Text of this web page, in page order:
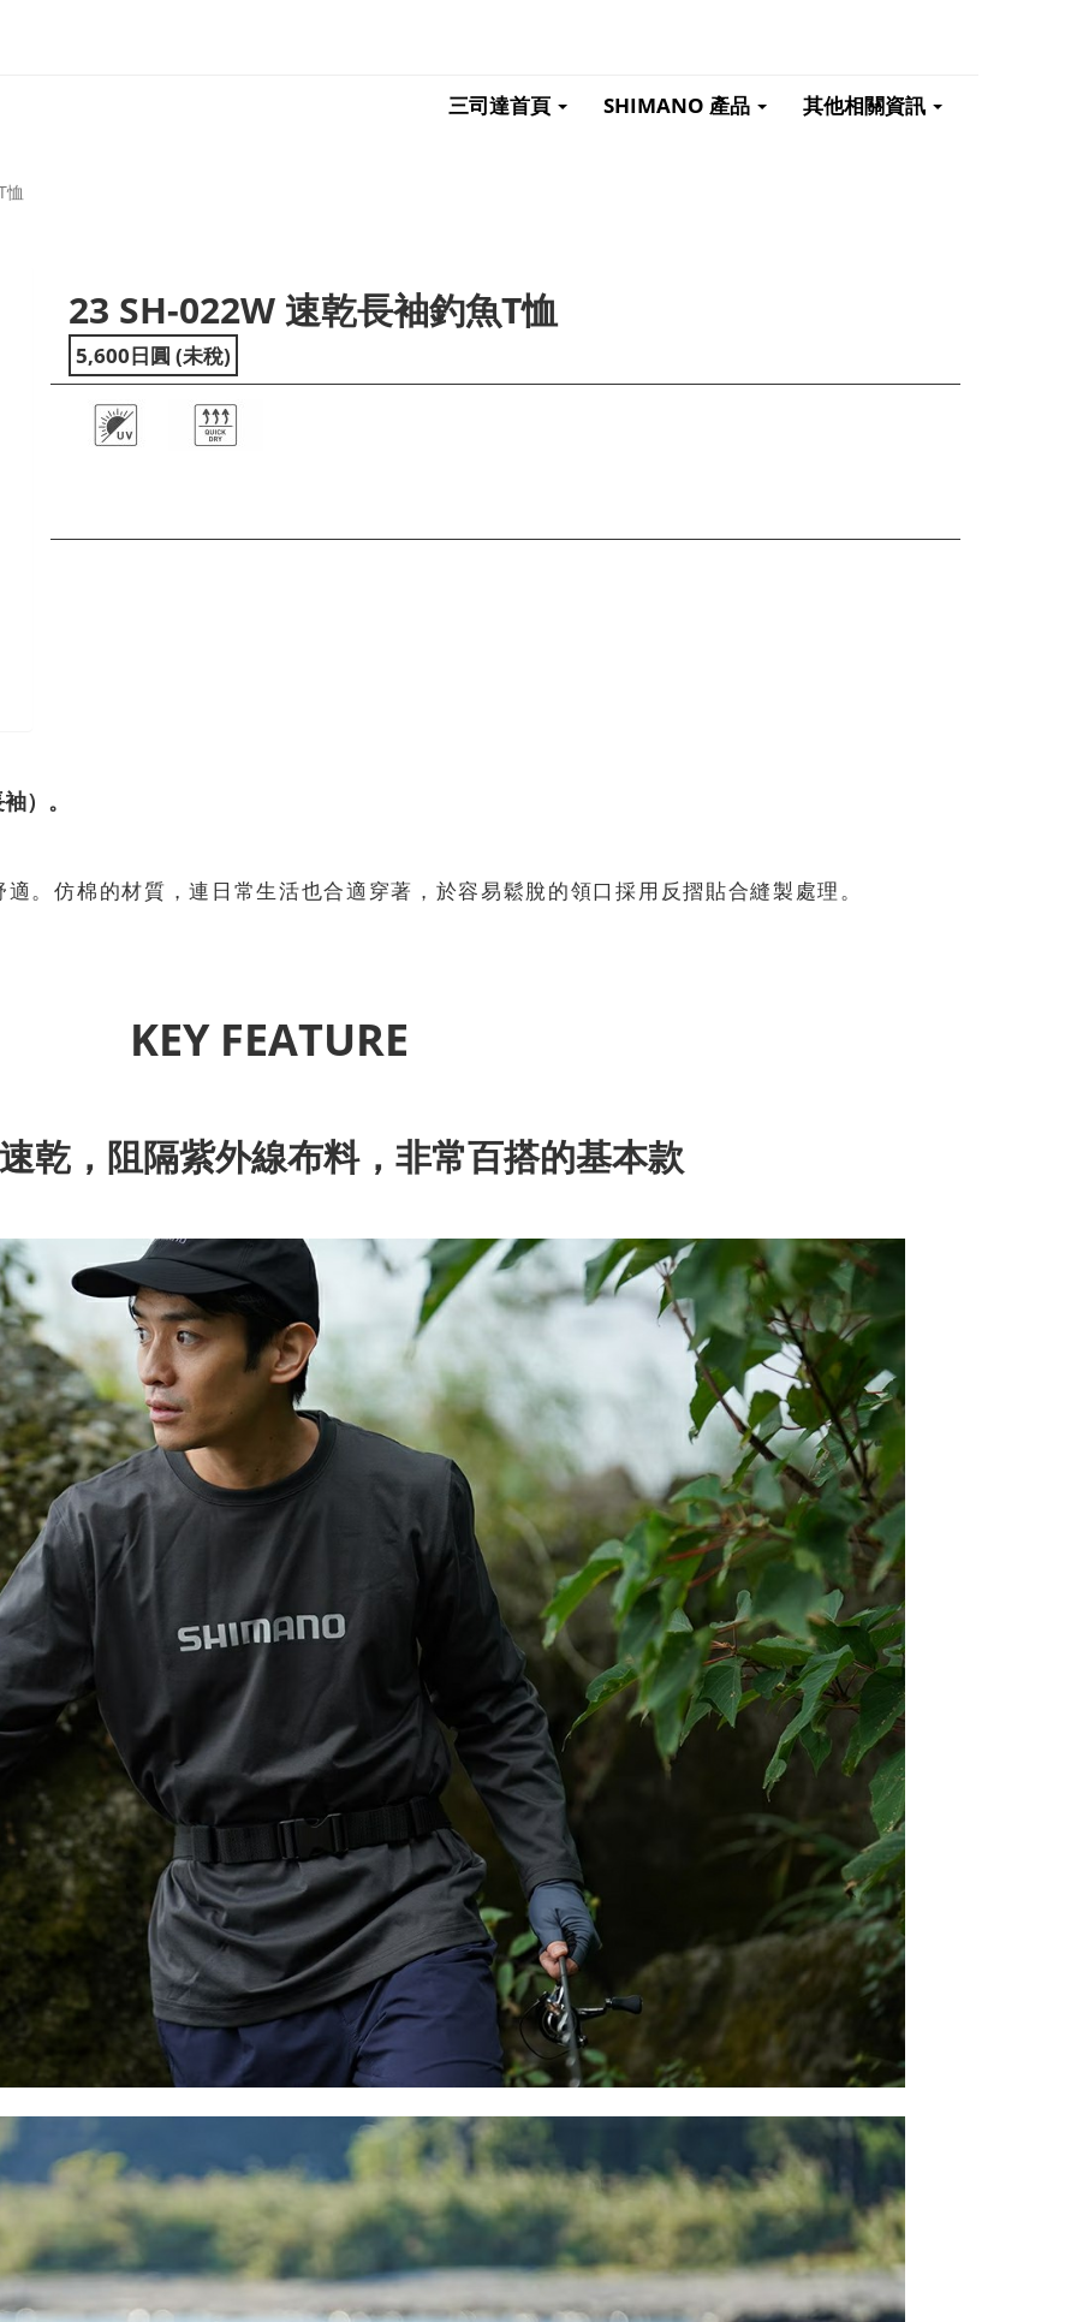
三司達首頁 SHIMANO 產品 其他相關資訊
恤
23 SH-022W 速乾長袖釣魚T恤
5,600日圓 (未稅)
）。
。仿棉的材質，連日常生活也合適穿著，於容易鬆脫的領口採用反摺貼合縫製處理。
KEY FEATURE
乾，阻隔紫外線布料，非常百搭的基本款